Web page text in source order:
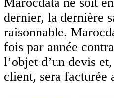
dernier, la dernière
raisonnable.
fois par année
l’objet d’un devis
client, sera facturée